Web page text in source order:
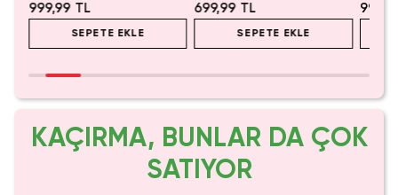
999,99 TL
SEPETE EKLE
699,99 TL
SEPETE EKLE
KAÇIRMA, BUNLAR DA ÇOK
SATIYOR